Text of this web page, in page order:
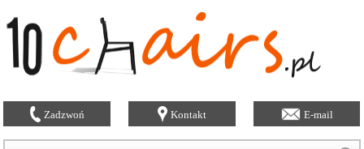
Zadzwoń Kontakt E-mail